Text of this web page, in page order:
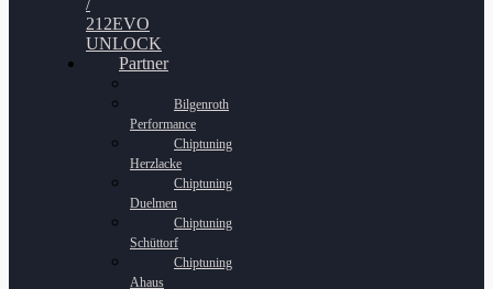
/
212EVO
UNLOCK
Partner
Bilgenroth
Performance
Chiptuning
Herzlacke
Chiptuning
Duelmen
Chiptuning
Schüttorf
Chiptuning
Ahaus